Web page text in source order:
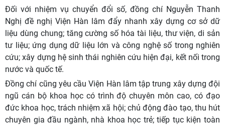
Đối với nhiệm vụ chuyển đổi số, đồng chí Nguyễn Thanh
Nghị đề nghị Viện Hàn lâm đẩy nhanh xây dựng cơ sở dữ
liệu dùng chung; tăng cường số hóa tài liệu, thư viện, di sản
tư liệu; ứng dụng dữ liệu lớn và công nghệ số trong nghiên
cứu; xây dựng hệ sinh thái nghiên cứu hiện đại, kết nối trong
nước và quốc tế.
Đồng chí cũng yêu cầu Viện Hàn lâm tập trung xây dựng đội
ngũ cán bộ khoa học có trình độ chuyên môn cao, có đạo
đức khoa học, trách nhiệm xã hội; chủ động đào tạo, thu hút
chuyên gia đầu ngành, nhà khoa học trẻ; tiếp tục kiện toàn